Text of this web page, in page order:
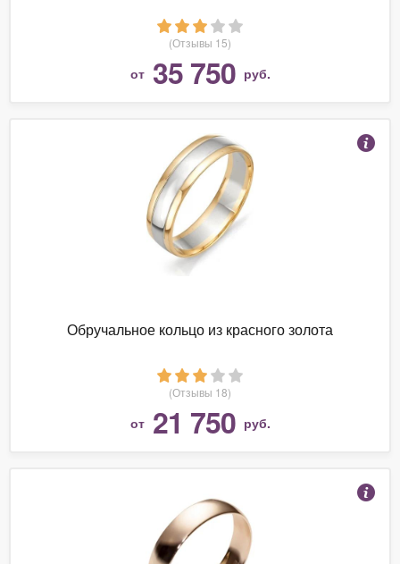
(Отзывы 15)
от 35 750 руб.
Обручальное кольцо из красного золота
(Отзывы 18)
от 21 750 руб.